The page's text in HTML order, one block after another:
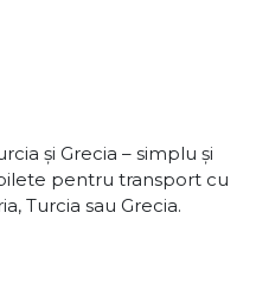
și Grecia – simplu și
pentru transport cu
Turcia sau Grecia.